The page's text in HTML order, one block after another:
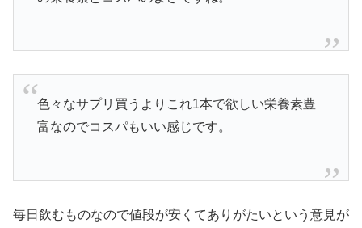
色々なサプリ買うよりこれ1本で欲しい栄養素豊
富なのでコスパもいい感じです。
毎日飲むものなので値段が安くてありがたいという意見が